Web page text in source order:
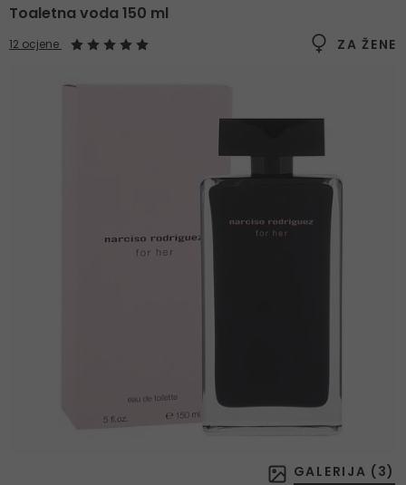
Toaletna voda 150 ml
ZA ŽENE
12 ocjene
GALERIJA ( 3)